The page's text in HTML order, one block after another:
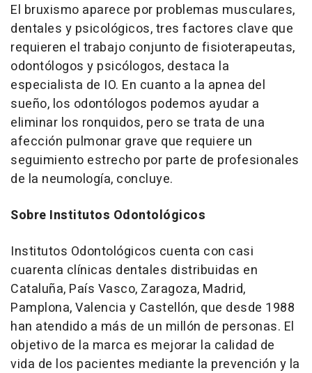
El bruxismo aparece por problemas musculares,
dentales y psicológicos, tres factores clave que
requieren el trabajo conjunto de fisioterapeutas,
odontólogos y psicólogos, destaca la
especialista de IO. En cuanto a la apnea del
sueño, los odontólogos podemos ayudar a
eliminar los ronquidos, pero se trata de una
afección pulmonar grave que requiere un
seguimiento estrecho por parte de profesionales
de la neumología, concluye.
Sobre Institutos Odontológicos
Institutos Odontológicos cuenta con casi
cuarenta clínicas dentales distribuidas en
Cataluña, País Vasco, Zaragoza, Madrid,
Pamplona, Valencia y Castellón, que desde 1988
han atendido a más de un millón de personas. El
objetivo de la marca es mejorar la calidad de
vida de los pacientes mediante la prevención y la